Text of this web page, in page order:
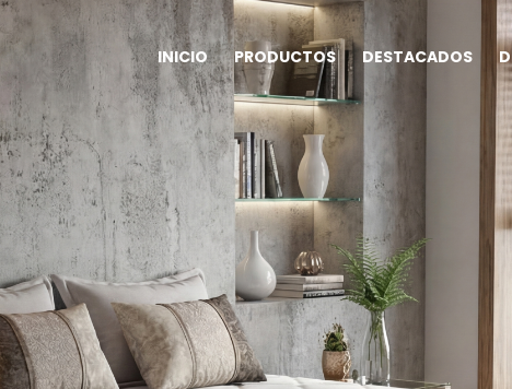
INICIO PRODUCTOS DESTACADOS